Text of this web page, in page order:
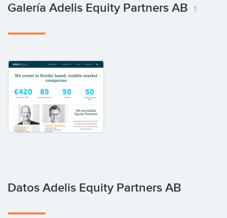
Galería Adelis Equity Partners AB 1
Datos Adelis Equity Partners AB